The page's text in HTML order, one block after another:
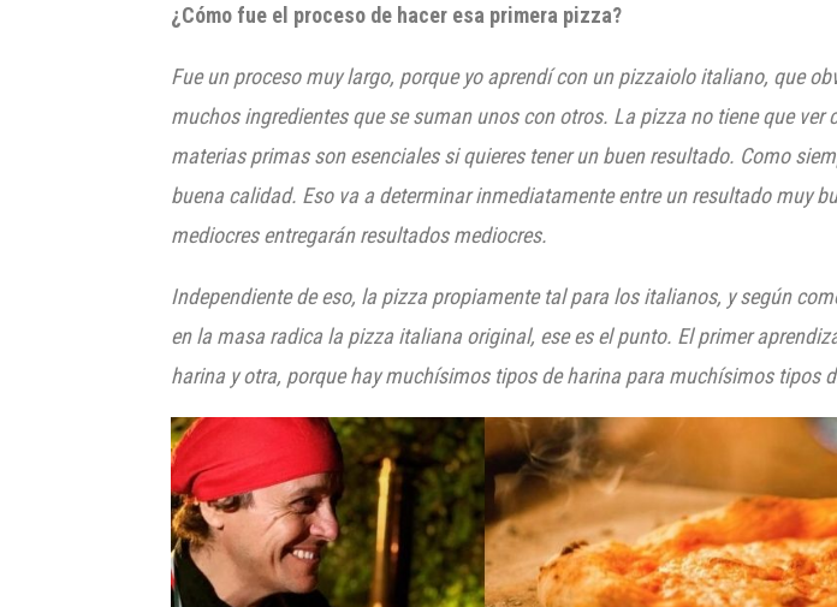
¿Cómo fue el proceso de hacer esa primera pizza?
Fue un proceso muy largo, porque yo aprendí con un pizzaiolo italiano, que
muchos ingredientes que se suman unos con otros. La pizza no tiene que
materias primas son esenciales siquieres tener un buen resultado. Como
buena calidad. Eso va a determinar inmediatamente entre un resultado muy
mediocres entregarán resultados mediocres.
Independiente de eso, la pizza propiamente tal para los italianos, y según
en la masa radica la pizza italiana original, ese es el punto. El primer
harina y otra, porque hay muchísimos tipos de harina para muchísimos tipos